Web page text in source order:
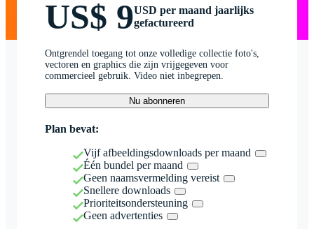
US$ 9USD per maand jaarlijks
gefactureerd
Ontgrendel toegang tot onze volledige collectie foto's,
vectoren en graphics die zijn vrijgegeven voor
commercieel gebruik. Video niet inbegrepen.
Nu abonneren
Plan bevat:
Vijf afbeeldingsdownloads per maand
Één bundel per maand
Geen naamsvermelding vereist
Snellere downloads
Prioriteitsondersteuning
Geen advertenties